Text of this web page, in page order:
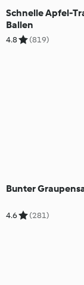
Schnelle Apfel-
Ballen
4.8 (819)
Bunter
4.6 (281)